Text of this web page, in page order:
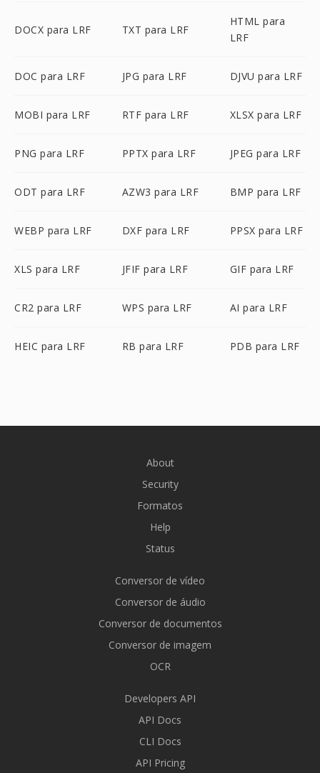
DOCX para LRF TXT para LRF
HTML para
LRF
DOC para LRF JPG para LRF DJVU para LRF
MOBI para LRF RTF para LRF XLSX para LRF
PNG para LRF PPTX para LRF JPEG para LRF
ODT para LRF AZW3 para LRF BMP para LRF
WEBP para LRF DXF para LRF PPSX para LRF
XLS para LRF JFIF para LRF GIF para LRF
CR2 para LRF WPS para LRF AI para LRF
HEIC para LRF RB para LRF PDB para LRF
About
Security
Formatos
Help
Status
Conversor de vídeo
Conversor de áudio
Conversor de documentos
Conversor de imagem
OCR
Developers API
API Docs
CLI Docs
API Pricing